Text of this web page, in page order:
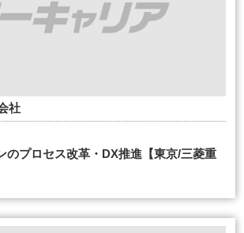
社
のプロセス改革・DX推進【東京/三菱重